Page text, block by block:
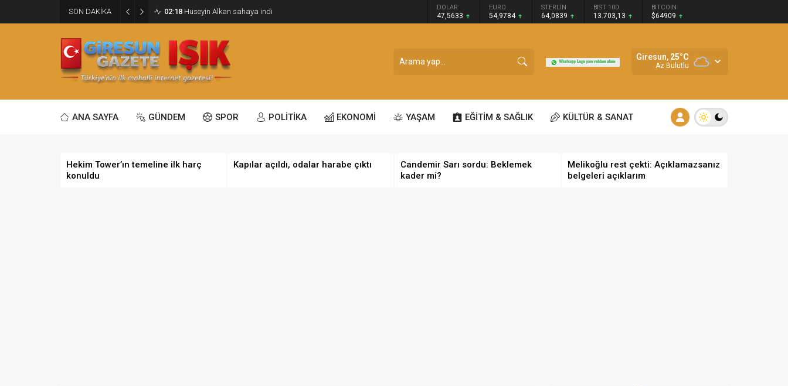
SON DAKİKA 02:18 Hüseyin Alkan sahaya indi DOLAR
47,5633
EURO
54,9784
STERLİN
64,0839
BIST 100
13.703,13
BITCOIN
$64909
Giresun, 25°C
Az Bulutlu
ANA SAYFA GÜNDEM SPOR POLİTİKA EKONOMİ YAŞAM EĞİTİM & SAĞLIK KÜLTÜR & SANAT
Hekim Tower’ın temeline ilk harç
konuldu
Kapılar açıldı, odalar harabe çıktı
Candemir Sarı sordu: Beklemek
kader mi?
Melikoğlu rest çekti: Açıklamazsanız
belgeleri açıklarım